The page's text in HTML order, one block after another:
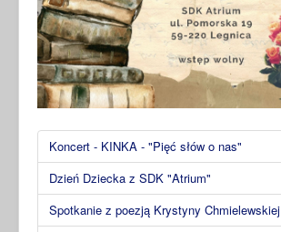
Koncert - KINKA - "Pięć słów o nas"
Dzień Dziecka z SDK "Atrium"
Spotkanie z poezją Krystyny Chmielewskiej